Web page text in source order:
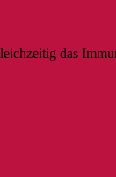
das